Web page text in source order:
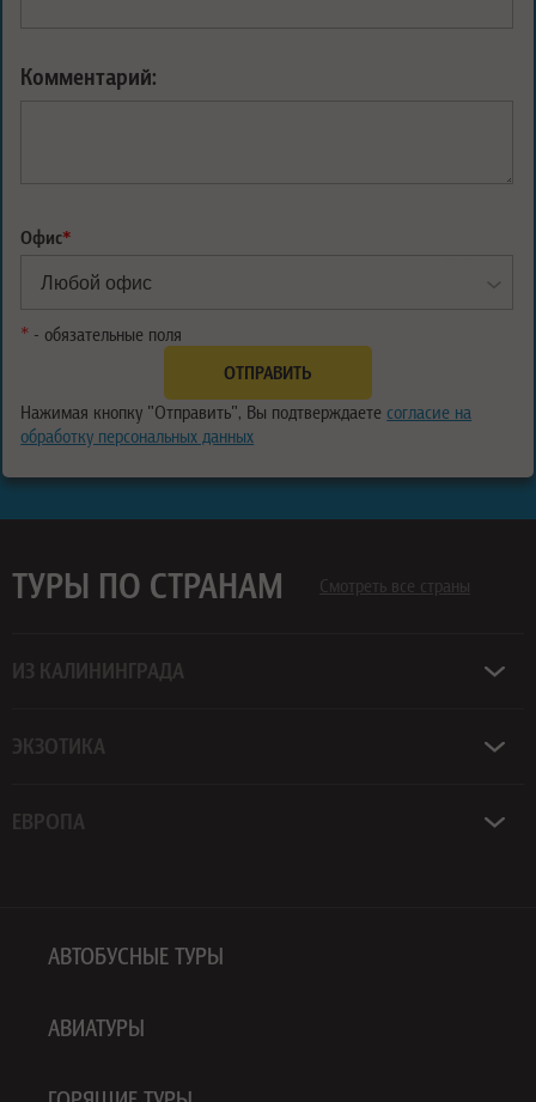
Комментарий:
Офис*
* - обязательные поля
Нажимая кнопку "Отправить", Вы подтверждаете согласие на
обработку персональных данных
ТУРЫ ПО СТРАНАМ Смотреть все страны
ИЗ КАЛИНИНГРАДА
ЭКЗОТИКА
ЕВРОПА
АВТОБУСНЫЕ ТУРЫ
АВИАТУРЫ